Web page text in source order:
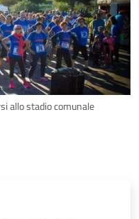
allo stadio comunale